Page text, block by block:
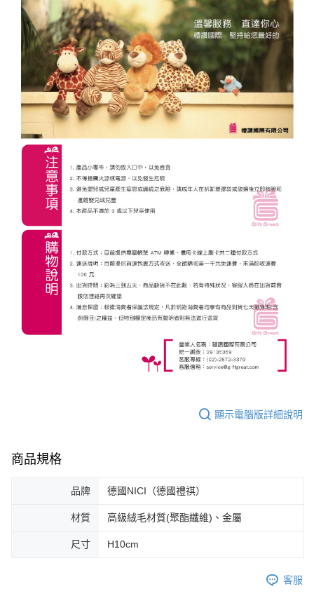
顯示電腦版詳細說明
商品規格
品牌 德國NICI（德國禮祺）
材質 高級絨毛材質(聚酯纖維)、金屬
尺寸 H10cm
客服